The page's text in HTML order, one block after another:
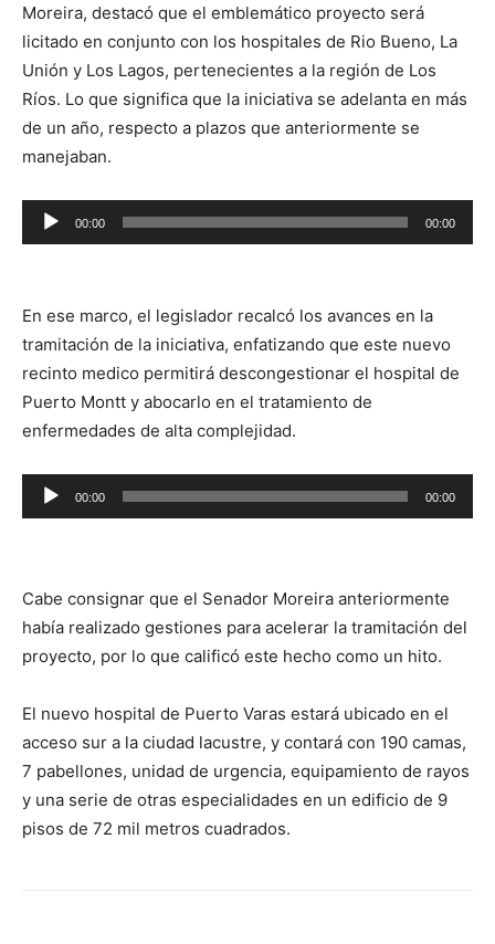
Moreira, destacó que el emblemático proyecto será
licitado en conjunto con los hospitales de Rio Bueno, La
Unión y Los Lagos, pertenecientes a la región de Los
Ríos. Lo que significa que la iniciativa se adelanta en más
de un año, respecto a plazos que anteriormente se
manejaban.
Reproductor
de
00:00 00:00
En ese marco, el legislador recalcó los avances en la
tramitación de la iniciativa, enfatizando que este nuevo
recinto medico permitirá descongestionar el hospital de
Puerto Montt y abocarlo en el tratamiento de
enfermedades de alta complejidad.
Reproductor
de
00:00 00:00
Cabe consignar que el Senador Moreira anteriormente
había realizado gestiones para acelerar la tramitación del
proyecto, por lo que calificó este hecho como un hito.
El nuevo hospital de Puerto Varas estará ubicado en el
acceso sur a la ciudad lacustre, y contará con 190 camas,
7 pabellones, unidad de urgencia, equipamiento de rayos
y una serie de otras especialidades en un edificio de 9
pisos de 72 mil metros cuadrados.